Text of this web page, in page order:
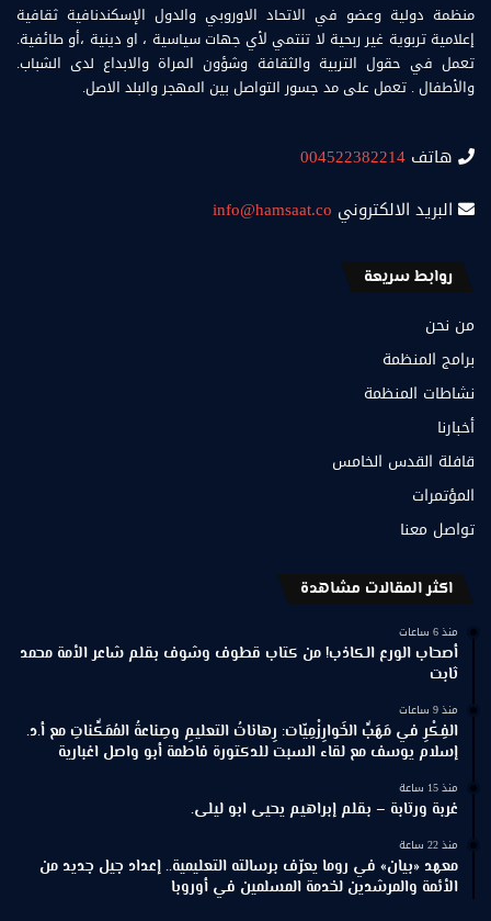
منظمة دولية وعضو في الاتحاد الاوروبي والدول الإسكندنافية ثقافية
إعلامية تربوية غير ربحية لا تنتمي لأي جهات سياسية ، او دينية ،أو طائفية.
تعمل في حقول التربية والثقافة وشؤون المراة والابداع لدى الشباب.
والأطفال . تعمل على مد جسور التواصل بين المهجر والبلد الاصل.
هاتف 004522382214
البريد الالكتروني info@hamsaat.co
روابط سريعة
من نحن
برامج المنظمة
نشاطات المنظمة
أخبارنا
قافلة القدس الخامس
المؤتمرات
تواصل معنا
اكثر المقالات مشاهدة
منذ 6 ساعات
أصحاب الورع الكاذب! من كتاب قطوف وشوف بقلم شاعر الأمة محمد
ثابت
منذ 9 ساعات
الفِكْرِ في مَهَبِّ الخَوارِزْمِيّات: رِهاناتُ التعليمِ وصِناعةُ المُمَكِّناتِ مع أ.د.
إسلام يوسف مع لقاء السبت للدكتورة فاطمة أبو واصل اغبارية
منذ 15 ساعة
غربة ورتابة – بقلم إبراهيم يحيى ابو ليلى.
منذ 22 ساعة
معهد «بيان» في روما يعرّف برسالته التعليمية.. إعداد جيل جديد من
الأئمة والمرشدين لخدمة المسلمين في أوروبا